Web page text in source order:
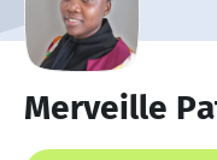
Merveille